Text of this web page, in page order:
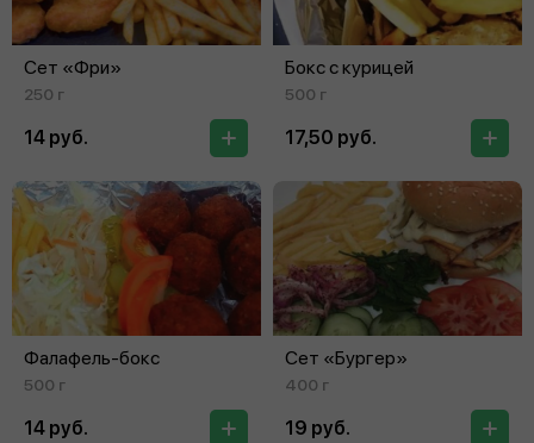
Сет «Фри»
250 г
14 руб.
Бокс с курицей
500 г
17,50 руб.
Фалафель-бокс
500 г
14 руб.
Сет «Бургер»
400 г
19 руб.